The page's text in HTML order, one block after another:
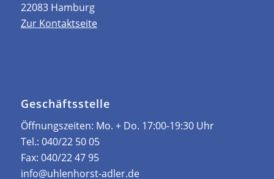
22083 Hamburg
Zur Kontaktseite
Geschäftsstelle
Öffnungszeiten: ­Mo. + Do. 17:00-19:30 Uhr
Tel.: 040/22 50 05
Fax: 040/22 47 95
info@uhlenhorst-adler.de